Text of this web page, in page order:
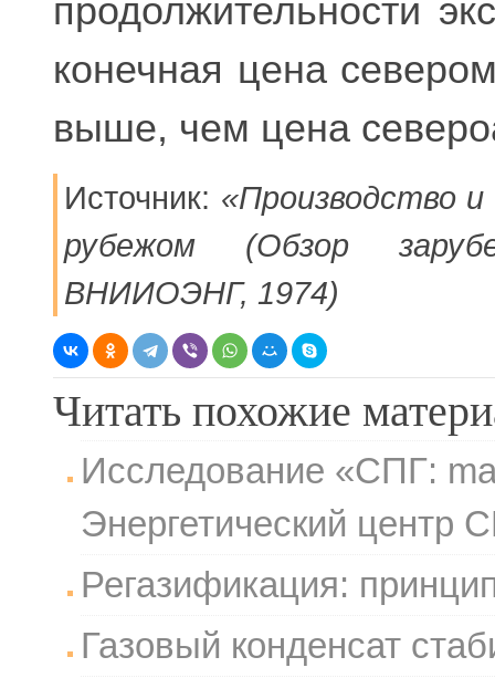
продолжительности
конечная цена
выше, чем цена
Источник: «Производство и
рубежом (Обзор
ВНИИОЭНГ, 1974)
Читать похожие
Исследование «СПГ:
Энергетический
Регазификация:
Газовый конденсат